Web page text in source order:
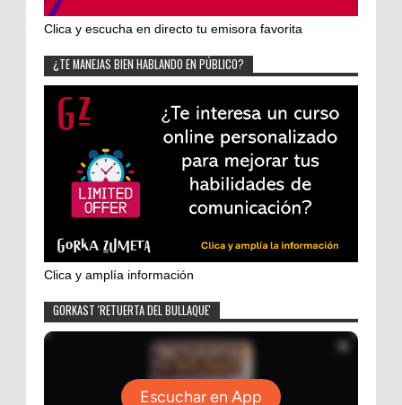
Clica y escucha en directo tu emisora favorita
¿TE MANEJAS BIEN HABLANDO EN PÚBLICO?
Clica y amplía información
GORKAST 'RETUERTA DEL BULLAQUE'